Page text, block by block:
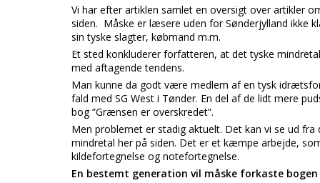
Vi har efter artiklen samlet en oversigt over artikler
siden. Måske er læsere uden for Sønderjylland ikke
sin tyske slagter, købmand m.m.
Et sted konkluderer forfatteren, at det tyske
med aftagende tendens.
Man kunne da godt være medlem af en tysk
fald med SG West i Tønder. En del af de lidt mere
bog ”Grænsen er overskredet”.
Men problemet er stadig aktuelt. Det kan vi se ud
mindretal her på siden. Det er et kæmpe arbejde,
kildefortegnelse og notefortegnelse.
En bestemt generation vil måske forkaste bogen